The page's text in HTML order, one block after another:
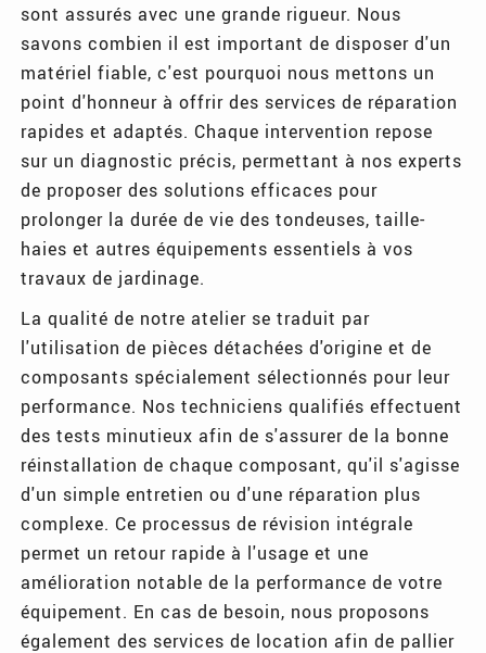
sont assurés avec une grande rigueur. Nous
savons combien il est important de disposer d'un
matériel fiable, c'est pourquoi nous mettons un
point d'honneur à offrir des services de réparation
rapides et adaptés. Chaque intervention repose
sur un diagnostic précis, permettant à nos experts
de proposer des solutions efficaces pour
prolonger la durée de vie des tondeuses, taille-
haies et autres équipements essentiels à vos
travaux de jardinage.
La qualité de notre atelier se traduit par
l'utilisation de pièces détachées d'origine et de
composants spécialement sélectionnés pour leur
performance. Nos techniciens qualifiés effectuent
des tests minutieux afin de s'assurer de la bonne
réinstallation de chaque composant, qu'il s'agisse
d'un simple entretien ou d'une réparation plus
complexe. Ce processus de révision intégrale
permet un retour rapide à l'usage et une
amélioration notable de la performance de votre
équipement. En cas de besoin, nous proposons
également des services de location afin de pallier